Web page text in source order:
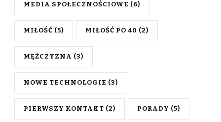
MEDIA SPOŁECZNOŚCIOWE (6)
MIŁOŚĆ (5) MIŁOŚĆ PO 40 (2)
MĘŻCZYZNA (3)
NOWE TECHNOLOGIE (3)
PIERWSZY KONTAKT (2) PORADY (5)